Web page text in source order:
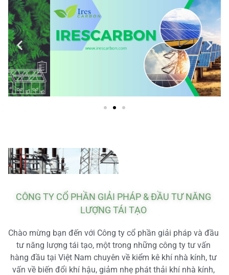
CÔNG TY CỔ PHẦN GIẢI PHÁP & ĐẦU TƯ NĂNG
LƯỢNG TÁI TẠO
Chào mừng bạn đến với Công ty cổ phần giải pháp và đầu
tư năng lượng tái tạo, một trong những công ty tư vấn
hàng đầu tại Việt Nam chuyên về kiểm kê khí nhà kính, tư
vấn về biến đổi khí hậu, giảm nhẹ phát thải khí nhà kính,